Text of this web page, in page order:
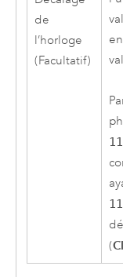
de
l’horloge
(Facultatif)
(